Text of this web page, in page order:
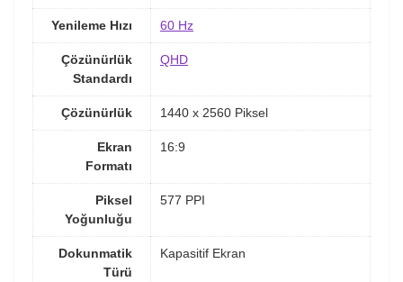
Yenileme Hızı 60 Hz
Çözünürlük
Standardı
QHD
Çözünürlük 1440 x 2560 Piksel
Ekran
Formatı
16:9
Piksel
Yoğunluğu
577 PPI
Dokunmatik
Türü
Kapasitif Ekran